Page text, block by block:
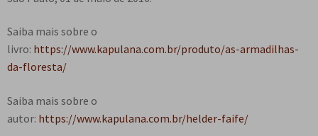
Saiba mais sobre o
livro: https://www.kapulana.com.br/produto/as-armadilhas-
da-floresta/
Saiba mais sobre o
autor: https://www.kapulana.com.br/helder-faife/